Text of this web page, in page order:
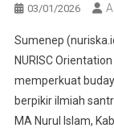
03/01/2026
Sumenep
NURISC
memperkuat
berpikir ilmiah
MA Nurul Islam,